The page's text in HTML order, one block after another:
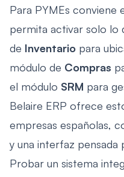
Para PYMEs conviene
permita activar solo lo
de Inventario para
módulo de Compras
el módulo SRM para
Belaire ERP ofrece
empresas españolas,
y una interfaz pensada
Probar un sistema